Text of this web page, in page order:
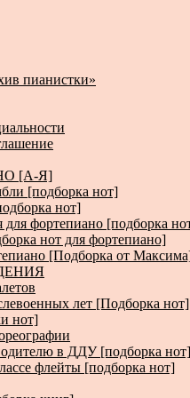
статьи…
пианистки»
[А-Я]
[подборка нот]
нот]
фортепиано [подборка
нот для фортепиано]
[Подборка от
лет [Подборка нот]
нот]
в ДДУ [подборка нот]
флейты [подборка нот]